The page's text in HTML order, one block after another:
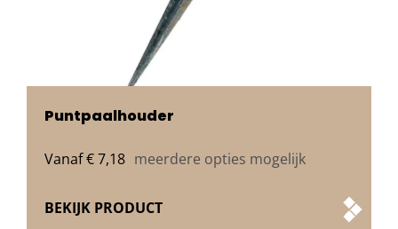
Puntpaalhouder
Vanaf€7,18 meerdere opties mogelijk
BEKIJK PRODUCT